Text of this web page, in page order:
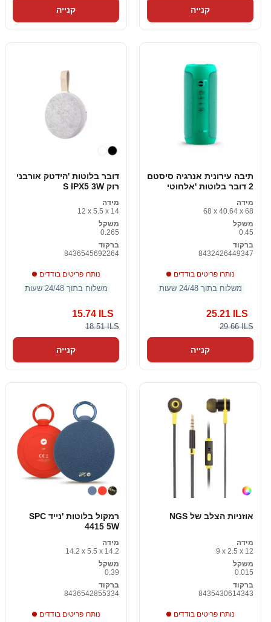
קנייה קנייה
דובר בלוטות 'הידטק אורבני
רוק S IPX5 3W
מידה
12 x 5.5 x 14
משקל
0.265
ברקוד
8436545692264
נותרו פריטים בודדים
משלוח בתוך 24/48 שעות
15.74 ILS
18.51 ILS
קנייה
תיבה עירונית אנרגיה סיסטם
2 דובר בלוטות 'אלחוטי
מידה
68 x 40.64 x 68
משקל
0.45
ברקוד
8432426449347
נותרו פריטים בודדים
משלוח בתוך 24/48 שעות
25.21 ILS
29.66 ILS
קנייה
רמקול בלוטות 'נייד SPC
4415 5W
מידה
14.2 x 5.5 x 14.2
משקל
0.39
ברקוד
8436542855334
נותרו פריטים בודדים
אוזניות הצלב של NGS
מידה
9 x 2.5 x 12
משקל
0.015
ברקוד
8435430614343
נותרו פריטים בודדים